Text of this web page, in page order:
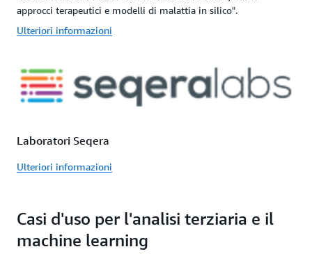
approcci terapeutici e modelli di malattia in silico".
Ulteriori informazioni
Laboratori Seqera
Ulteriori informazioni
Casi d'uso per l'analisi terziaria e il
machine learning